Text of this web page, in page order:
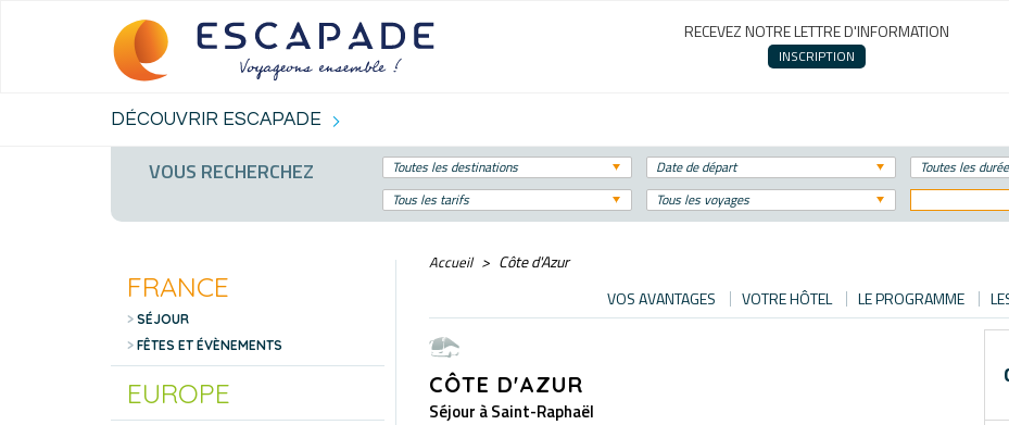
VOUS RECHERCHEZ Toutes les destinations Date de départ
Toutes les
Tous les tarifs
Tous les voyages
Accueil
Côte d'Azur
VOS AVANTAGES
VOTRE HÔTEL LE PROGRAMME
CÔTE D'AZUR
Séjour à Saint-Raphaël
FRANCE
SÉJOUR
FÊTES ET ÉVÈNEMENTS
EUROPE
RECEVEZ NOTRE LETTRE D'INFORMATION
INSCRIPTION
DÉCOUVRIR ESCAPADE